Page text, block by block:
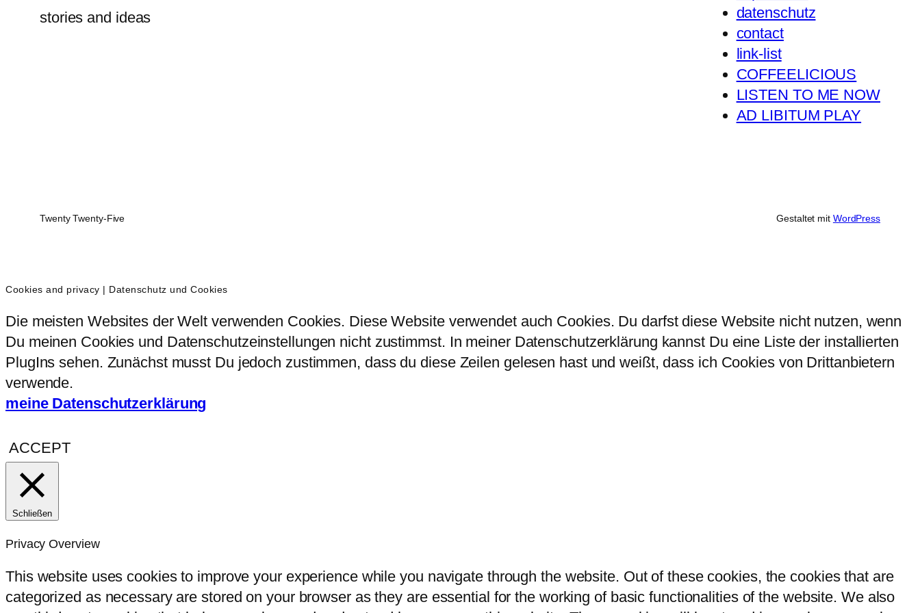
stories and ideas
datenschutz
contact
link-list
COFFEELICIOUS
LISTEN TO ME NOW
AD LIBITUM PLAY
Twenty Twenty-Five Gestaltet mit WordPress
Cookies and privacy | Datenschutz und Cookies
Die meisten Websites der Welt verwenden Cookies. Diese Website verwendet auch Cookies. Du darfst diese Website nicht nutzen, wenn
Du meinen Cookies und Datenschutzeinstellungen nicht zustimmst. In meiner Datenschutzerklärung kannst Du eine Liste der installierten
PlugIns sehen. Zunächst musst Du jedoch zustimmen, dass du diese Zeilen gelesen hast und weißt, dass ich Cookies von Drittanbietern
verwende.
meine Datenschutzerklärung
ACCEPT
Schließen
Privacy Overview
This website uses cookies to improve your experience while you navigate through the website. Out of these cookies, the cookies that are
categorized as necessary are stored on your browser as they are essential for the working of basic functionalities of the website. We also